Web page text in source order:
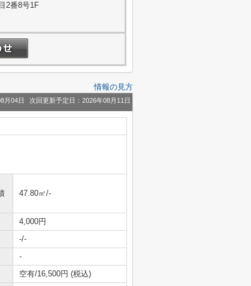
2番8号1F
情報の見方
月04日 次回更新予定日：2026年08月11日
47.80㎡/-
4,000円
-/-
-
空有/16,500円 (税込)